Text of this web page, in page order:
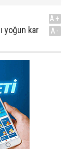
yoğun kar
A+
A-